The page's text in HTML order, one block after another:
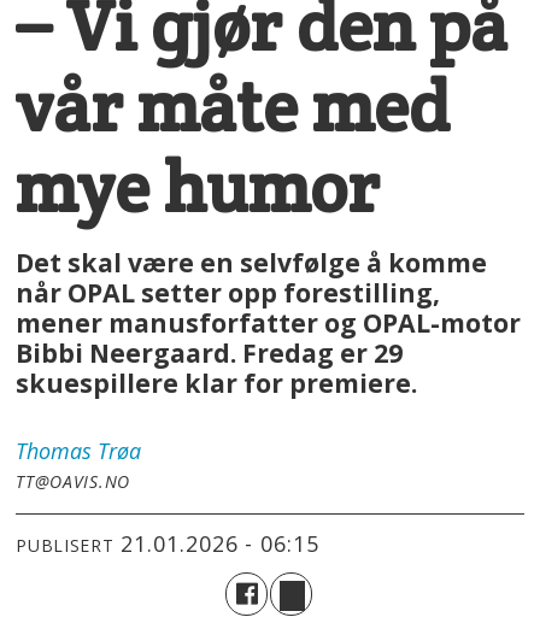
– Vi gjør den på
vår måte med
mye humor
Det skal være en selvfølge å komme
når OPAL setter opp forestilling,
mener manusforfatter og OPAL-motor
Bibbi Neergaard. Fredag er 29
skuespillere klar for premiere.
Thomas Trøa
TT@OAVIS.NO
PUBLISERT 21.01.2026 - 06:15